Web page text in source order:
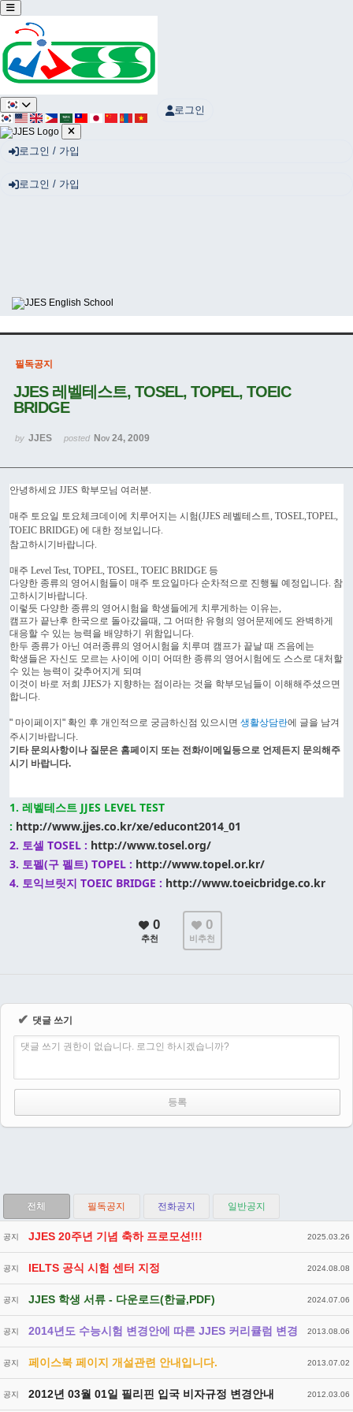
로그인
로그인 / 가입
로그인 / 가입
필독공지
JJES 레벨테스트, TOSEL, TOPEL, TOEIC
BRIDGE
by JJES posted Nov 24, 2009
안녕하세요 JJES 학부모님 여러분.
매주 토요일 토요체크데이에 치루어지는 시험(JJES 레벨테스트, TOSEL,TOPEL,
TOEIC BRIDGE) 에 대한 정보입니다.
참고하시기바랍니다.
매주 Level Test, TOPEL, TOSEL, TOEIC BRIDGE 등
다양한 종류의 영어시험들이 매주 토요일마다 순차적으로 진행될 예정입니다. 참
고하시기바랍니다.
이렇듯 다양한 종류의 영어시험을 학생들에게 치루게하는 이유는,
캠프가 끝난후 한국으로 돌아갔을때, 그 어떠한 유형의 영어문제에도 완벽하게
대응할 수 있는 능력을 배양하기 위함입니다.
한두 종류가 아닌 여러종류의 영어시험을 치루며 캠프가 끝날 때 즈음에는
학생들은 자신도 모르는 사이에 이미 어떠한 종류의 영어시험에도 스스로 대처할
수 있는 능력이 갖추어지게 되며
이것이 바로 저희 JJES가 지향하는 점이라는 것을 학부모님들이 이해해주셨으면
합니다.
" 마이페이지" 확인 후 개인적으로 궁금하신점 있으시면 생활상담란에 글을 남겨
주시기바랍니다.
기타 문의사항이나 질문은 홈페이지 또는 전화/이메일등으로 언제든지 문의해주
시기 바랍니다.
1. 레벨테스트 JJES LEVEL TEST
: http://www.jjes.co.kr/xe/educont2014_01
2. 토셀 TOSEL : http://www.tosel.org/
3. 토펠(구 펠트) TOPEL : http://www.topel.or.kr/
4. 토익브릿지 TOEIC BRIDGE : http://www.toeicbridge.co.kr
0
추천
0
비추천
✔ 댓글 쓰기
댓글 쓰기 권한이 없습니다. 로그인 하시겠습니까?
전체 필독공지 전화공지 일반공지
공지 JJES 20주년 기념 축하 프로모션!!! 2025.03.26
공지 IELTS 공식 시험 센터 지정 2024.08.08
공지 JJES 학생 서류 - 다운로드(한글,PDF) 2024.07.06
공지 2014년도 수능시험 변경안에 따른 JJES 커리큘럼 변경 2013.08.06
공지 페이스북 페이지 개설관련 안내입니다. 2013.07.02
공지 2012년 03월 01일 필리핀 입국 비자규정 변경안내 2012.03.06
Sketchbook5, 스케치북5
Sketchbook5, 스케치북5